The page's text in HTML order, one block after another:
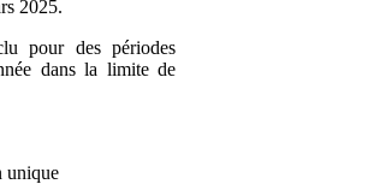
2025.
pour des périodes
dans la limite de